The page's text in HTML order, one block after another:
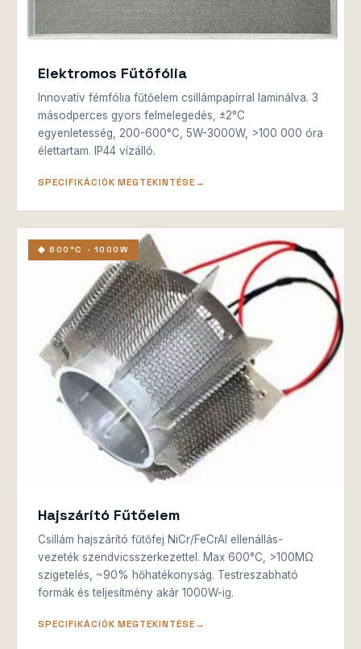
Elektromos Fűtőfólia
Innovatív fémfólia fűtőelem csillámpapírral laminálva. 3
másodperces gyors felmelegedés, ±2°C
egyenletesség, 200-600°C, 5W-3000W, >100 000 óra
élettartam. IP44 vízálló.
SPECIFIKÁCIÓK MEGTEKINTÉSE
◆ 600°C · 1000W
Hajszárító Fűtőelem
Csillám hajszárító fűtőfej NiCr/FeCrAl ellenállás-
vezeték szendvicsszerkezettel. Max 600°C, >100MΩ
szigetelés, ~90% hőhatékonyság. Testreszabható
formák és teljesítmény akár 1000W-ig.
SPECIFIKÁCIÓK MEGTEKINTÉSE